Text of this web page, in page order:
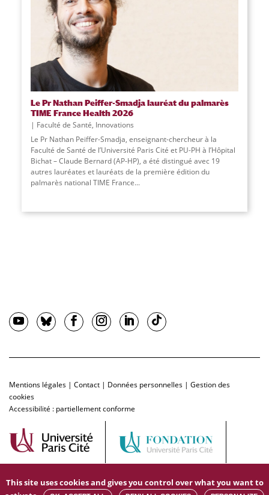
Le Pr Nathan Peiffer-Smadja lauréat du palmarès
TIME France Health 2026
Faculté de Santé, Innovations
Le Pr Nathan Peiffer-Smadja, enseignant-chercheur à la
Faculté de Santé de l’Université Paris Cité et PU-PH à l’Hôpital
Bichat – Claude Bernard (AP-HP), a été distingué avec 19
autres lauréates et lauréats de la première édition du
palmarès national TIME France...
Mentions légales | Contact | Données personnelles | Gestion des
cookies
Accessibilité : partiellement conforme
This site uses cookies and gives you control over what you want to